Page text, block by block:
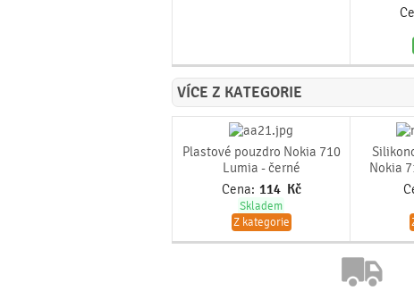
VÍCE Z KATEGORIE
Plastové pouzdro Nokia 710
Lumia - černé
Cena: 114 Kč
Skladem
Z kategorie
Nokia